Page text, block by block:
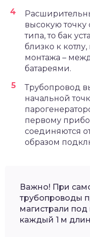
высокую точку
типа, то бак
близко к
монтажа –
батареями.
Трубопровод
начальной
первому
соединяются
образом
Важно! При
трубопроводы
магистрали
каждый 1 м